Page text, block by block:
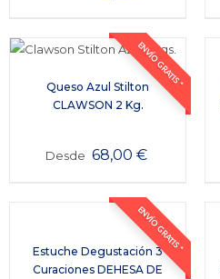
ENVÍO GRATIS *
Queso Azul Stilton
CLAWSON 2 Kg.
Desde 68,00 €
ENVÍO GRATIS *
Estuche Degustación 3
Curaciones DEHESA DE